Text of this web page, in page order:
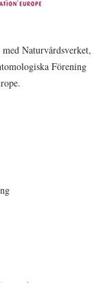
Naturvårdsverket,
Förening